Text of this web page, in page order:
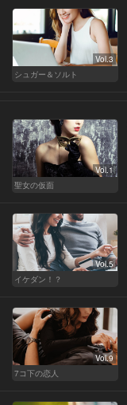
Vol.3
シュガー＆ソルト
Vol.1
聖女の仮面
Vol.5
イケダン！？
Vol.9
7コ下の恋人